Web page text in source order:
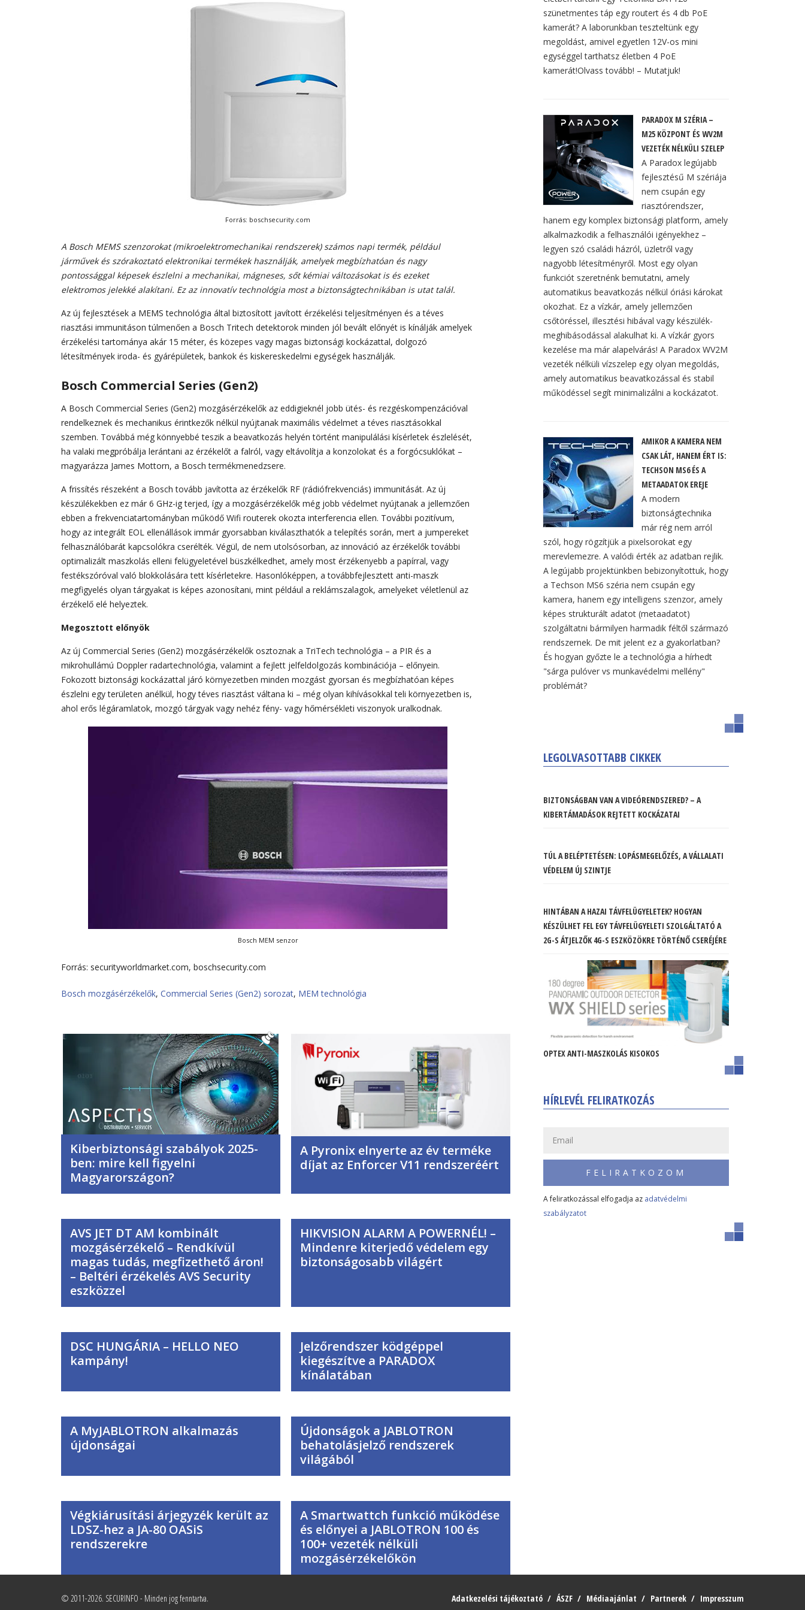
Forrás: boschsecurity.com
A Bosch MEMS szenzorokat (mikroelektromechanikai rendszerek) számos napi termék, például
járművek és szórakoztató elektronikai termékek használják, amelyek megbízhatóan és nagy
pontossággal képesek észlelni a mechanikai, mágneses, sőt kémiai változásokat is és ezeket
elektromos jelekké alakítani. Ez az innovatív technológia most a biztonságtechnikában is utat talál.
Az új fejlesztések a MEMS technológia által biztosított javított érzékelési teljesítményen és a téves
riasztási immunitáson túlmenően a Bosch Tritech detektorok minden jól bevált előnyét is kínálják amelyek
érzékelési tartománya akár 15 méter, és közepes vagy magas biztonsági kockázattal, dolgozó
létesítmények iroda- és gyárépületek, bankok és kiskereskedelmi egységek használják.
Bosch Commercial Series (Gen2)
A Bosch Commercial Series (Gen2) mozgásérzékelők az eddigieknél jobb ütés- és rezgéskompenzációval
rendelkeznek és mechanikus érintkezők nélkül nyújtanak maximális védelmet a téves riasztásokkal
szemben. Továbbá még könnyebbé teszik a beavatkozás helyén történt manipulálási kísérletek észlelését,
ha valaki megpróbálja lerántani az érzékelőt a falról, vagy eltávolítja a konzolokat és a forgócsuklókat –
magyarázza James Mottorn, a Bosch termékmenedzsere.
A frissítés részeként a Bosch tovább javította az érzékelők RF (rádiófrekvenciás) immunitását. Az új
készülékekben ez már 6 GHz-ig terjed, így a mozgásérzékelők még jobb védelmet nyújtanak a jellemzően
ebben a frekvenciatartományban működő Wifi routerek okozta interferencia ellen. További pozitívum,
hogy az integrált EOL ellenállások immár gyorsabban kiválaszthatók a telepítés során, mert a jumpereket
felhasználóbarát kapcsolókra cserélték. Végül, de nem utolsósorban, az innováció az érzékelők további
optimalizált maszkolás elleni felügyeletével büszkélkedhet, amely most érzékenyebb a papírral, vagy
festékszóróval való blokkolására tett kísérletekre. Hasonlóképpen, a továbbfejlesztett anti-maszk
megfigyelés olyan tárgyakat is képes azonosítani, mint például a reklámszalagok, amelyeket véletlenül az
érzékelő elé helyeztek.
Megosztott előnyök
Az új Commercial Series (Gen2) mozgásérzékelők osztoznak a TriTech technológia – a PIR és a
mikrohullámú Doppler radartechnológia, valamint a fejlett jelfeldolgozás kombinációja – előnyein.
Fokozott biztonsági kockázattal járó környezetben minden mozgást gyorsan és megbízhatóan képes
észlelni egy területen anélkül, hogy téves riasztást váltana ki – még olyan kihívásokkal teli környezetben is,
ahol erős légáramlatok, mozgó tárgyak vagy nehéz fény- vagy hőmérsékleti viszonyok uralkodnak.
Bosch MEM senzor
Forrás: securityworldmarket.com, boschsecurity.com
Bosch mozgásérzékelők, Commercial Series (Gen2) sorozat, MEM technológia
Kiberbiztonsági szabályok 2025-
ben: mire kell figyelni
Magyarországon?
A Pyronix elnyerte az év terméke
díjat az Enforcer V11 rendszeréért
AVS JET DT AM kombinált
mozgásérzékelő – Rendkívül
magas tudás, megfizethető áron!
– Beltéri érzékelés AVS Security
eszközzel
HIKVISION ALARM A POWERNÉL! –
Mindenre kiterjedő védelem egy
biztonságosabb világért
DSC HUNGÁRIA – HELLO NEO
kampány!
Jelzőrendszer ködgéppel
kiegészítve a PARADOX
kínálatában
A MyJABLOTRON alkalmazás
újdonságai
Újdonságok a JABLOTRON
behatolásjelző rendszerek
világából
Végkiárusítási árjegyzék került az
LDSZ-hez a JA-80 OASiS
rendszerekre
A Smartwattch funkció működése
és előnyei a JABLOTRON 100 és
100+ vezeték nélküli
mozgásérzékelőkön
szünetmentes táp egy routert és 4 db PoE
kamerát? A laborunkban teszteltünk egy
megoldást, amivel egyetlen 12V-os mini
egységgel tarthatsz életben 4 PoE
kamerát!Olvass tovább! – Mutatjuk!
PARADOX M SZÉRIA –
M25 KÖZPONT ÉS WV2M
VEZETÉK NÉLKÜLI SZELEP
A Paradox legújabb
fejlesztésű M szériája
nem csupán egy
riasztórendszer,
hanem egy komplex biztonsági platform, amely
alkalmazkodik a felhasználói igényekhez –
legyen szó családi házról, üzletről vagy
nagyobb létesítményről. Most egy olyan
funkciót szeretnénk bemutatni, amely
automatikus beavatkozás nélkül óriási károkat
okozhat. Ez a vízkár, amely jellemzően
csőtöréssel, illesztési hibával vagy készülék-
meghibásodással alakulhat ki. A vízkár gyors
kezelése ma már alapelvárás! A Paradox WV2M
vezeték nélküli vízszelep egy olyan megoldás,
amely automatikus beavatkozással és stabil
működéssel segít minimalizálni a kockázatot.
AMIKOR A KAMERA NEM
CSAK LÁT, HANEM ÉRT IS:
TECHSON MS6 ÉS A
METAADATOK EREJE
A modern
biztonságtechnika
már rég nem arról
szól, hogy rögzítjük a pixelsorokat egy
merevlemezre. A valódi érték az adatban rejlik.
A legújabb projektünkben bebizonyítottuk, hogy
a Techson MS6 széria nem csupán egy
kamera, hanem egy intelligens szenzor, amely
képes strukturált adatot (metaadatot)
szolgáltatni bármilyen harmadik féltől származó
rendszernek. De mit jelent ez a gyakorlatban?
És hogyan győzte le a technológia a hírhedt
"sárga pulóver vs munkavédelmi mellény"
problémát?
LEGOLVASOTTABB CIKKEK
BIZTONSÁGBAN VAN A VIDEÓRENDSZERED? – A
KIBERTÁMADÁSOK REJTETT KOCKÁZATAI
TÚL A BELÉPTETÉSEN: LOPÁSMEGELŐZÉS, A VÁLLALATI
VÉDELEM ÚJ SZINTJE
HINTÁBAN A HAZAI TÁVFELÜGYELETEK? HOGYAN
KÉSZÜLHET FEL EGY TÁVFELÜGYELETI SZOLGÁLTATÓ A
2G-S ÁTJELZŐK 4G-S ESZKÖZÖKRE TÖRTÉNŐ CSERÉJÉRE
OPTEX ANTI-MASZKOLÁS KISOKOS
HÍRLEVÉL FELIRATKOZÁS
FELIRATKOZOM
A feliratkozással elfogadja az adatvédelmi
szabályzatot
© 2011-2026. SECURINFO - Minden jog fenntartva. Adatkezelési tájékoztató ÁSZF Médiaajánlat Partnerek Impresszum